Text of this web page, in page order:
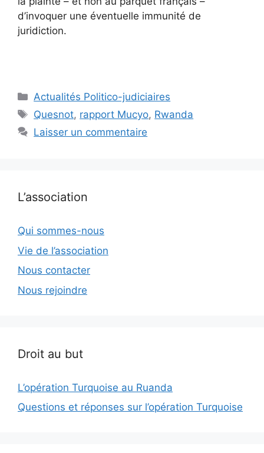
d’invoquer une éventuelle immunité de
juridiction.
Catégories
Actualités Politico-judiciaires
Étiquettes
Quesnot, rapport Mucyo, Rwanda
Laisser un commentaire
L’association
Qui sommes-nous
Vie de l’association
Nous contacter
Nous rejoindre
Droit au but
L’opération Turquoise au Ruanda
Questions et réponses sur l’opération Turquoise